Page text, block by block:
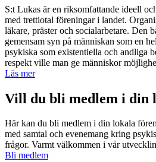
S:t Lukas är en riksomfattande ideell
med trettiotal föreningar i landet.
läkare, präster och socialarbetare. Den
gemensam syn på människan som en
psykiska som existentiella och andliga
respekt ville man ge människor
Läs mer
Vill du bli medlem i din
Här kan du bli medlem i din lokala
med samtal och evenemang kring
frågor. Varmt välkommen i vår
Bli medlem